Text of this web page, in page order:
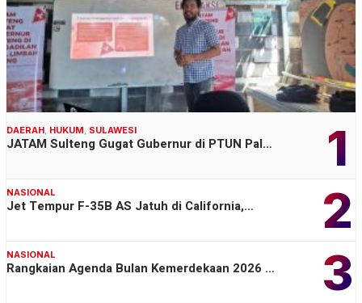
1
DAERAH, HUKUM, SULAWESI
JATAM Sulteng Gugat Gubernur di PTUN Pal…
2
NASIONAL
Jet Tempur F-35B AS Jatuh di California,…
3
NASIONAL
Rangkaian Agenda Bulan Kemerdekaan 2026 …